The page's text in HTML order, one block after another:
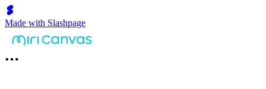
Made with Slashpage